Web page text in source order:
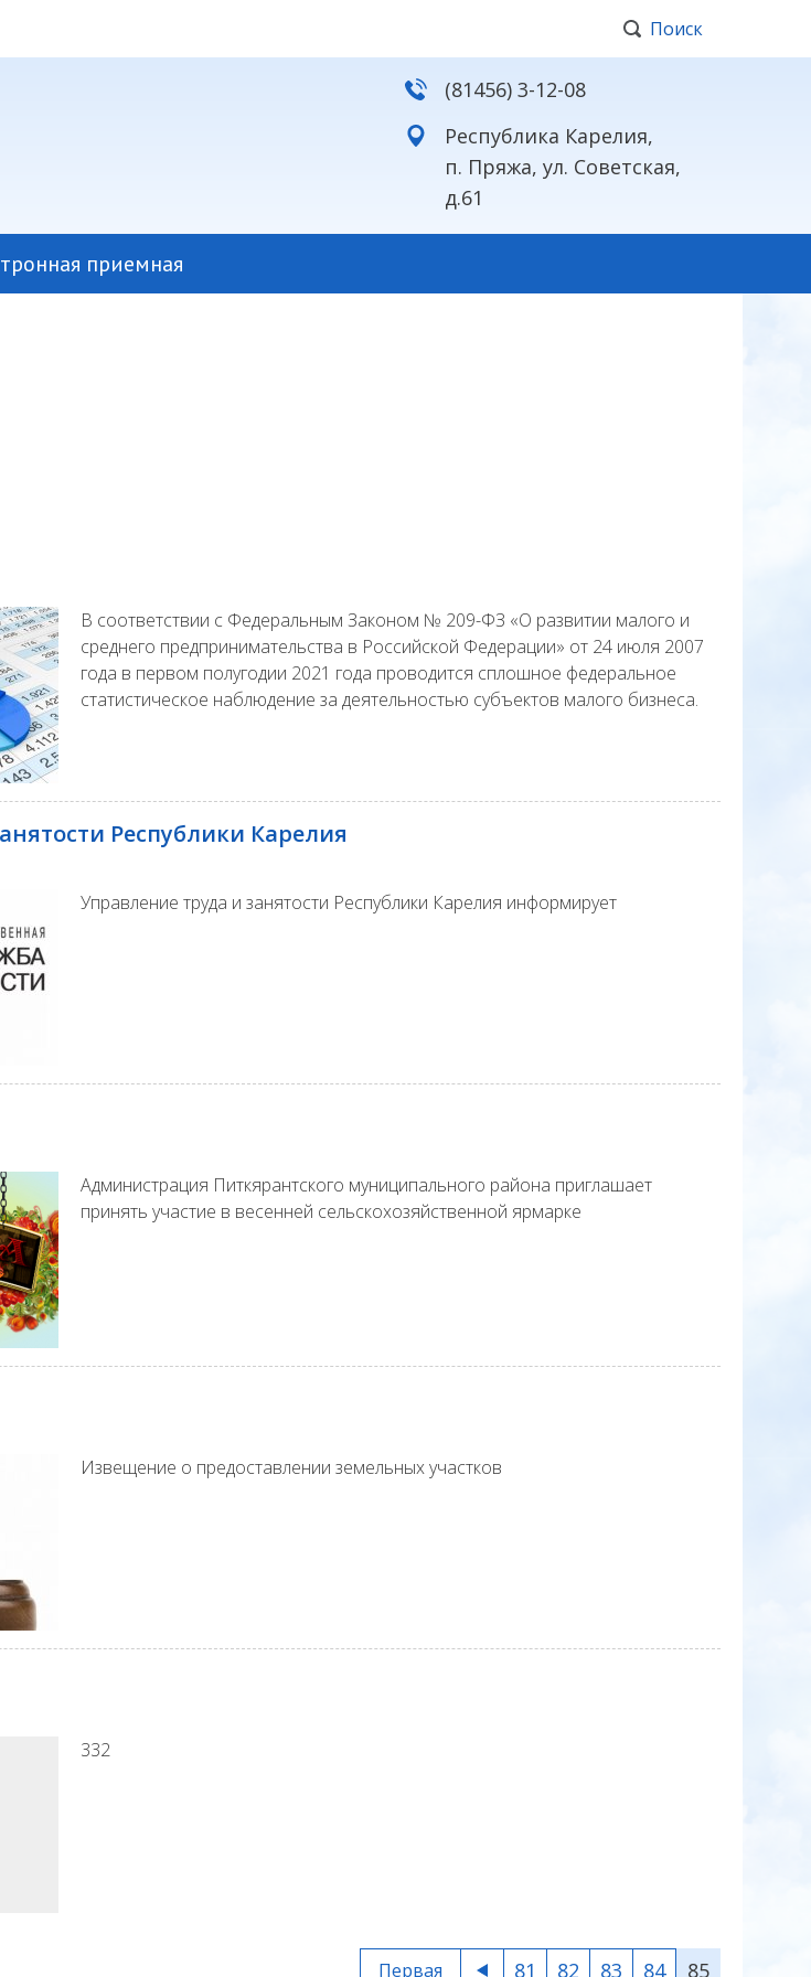
Поиск
(81456) 3-12-08
Республика Карелия,
п. Пряжа, ул. Советская,
д.61
приемная
В соответствии с Федеральным Законом № 209-ФЗ «О развитии малого и
среднего предпринимательства в Российской Федерации» от 24 июля 2007
года в первом полугодии 2021 года проводится сплошное федеральное
статистическое наблюдение за деятельностью субъектов малого бизнеса.
Республики Карелия
Управление труда и занятости Республики Карелия информирует
Администрация Питкярантского муниципального района приглашает
принять участие в весенней сельскохозяйственной ярмарке
Извещение о предоставлении земельных участков
332
Первая 81 82 83 84 85